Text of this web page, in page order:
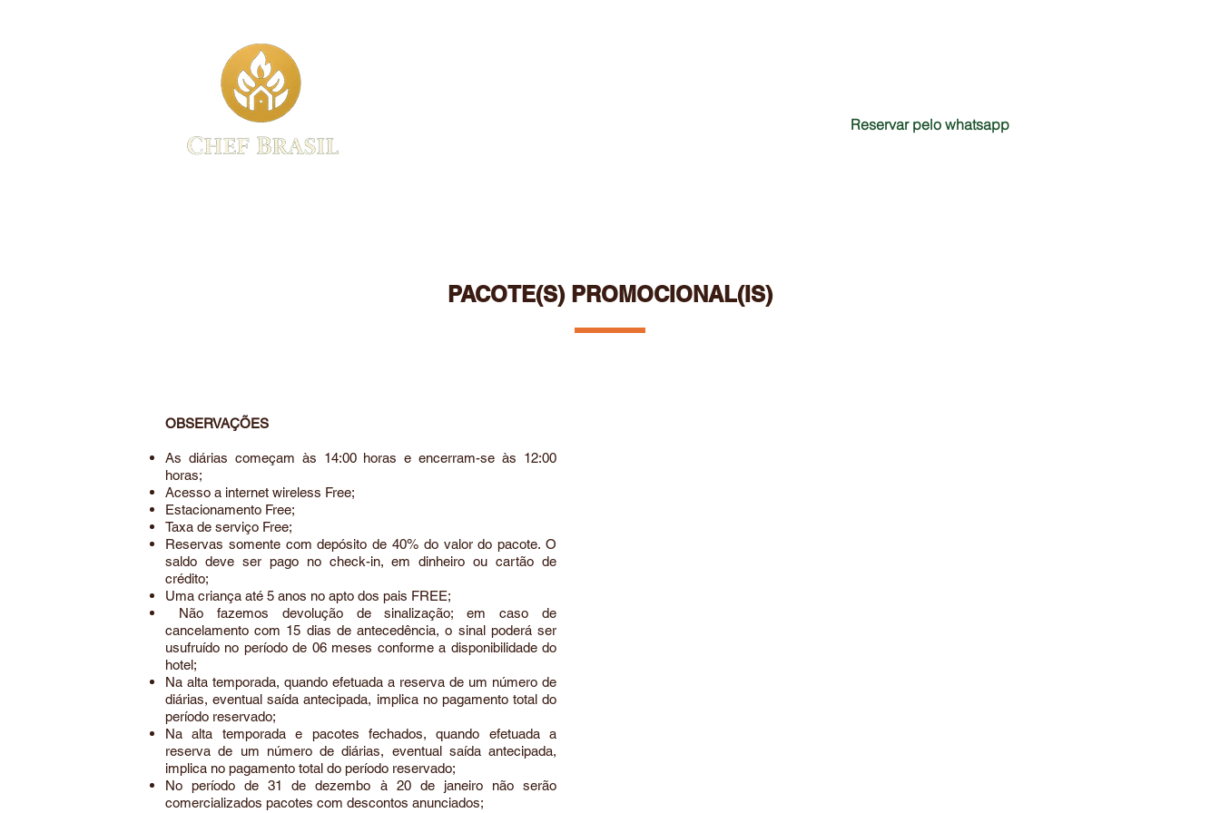
Reservar pelo whatsapp
PACOTE(S) PROMOCIONAL(IS)
OBSERVAÇÕES
As diárias começam às 14:00 horas e encerram-se às 12:00
horas;
Acesso a internet wireless Free;
Estacionamento Free;
Taxa de serviço Free;
Reservas somente com depósito de 40% do valor do pacote. O
saldo deve ser pago no check-in, em dinheiro ou cartão de
crédito;
Uma criança até 5 anos no apto dos pais FREE;
Não fazemos devolução de sinalização; em caso de
cancelamento com 15 dias de antecedência, o sinal poderá ser
usufruído no período de 06 meses conforme a disponibilidade do
hotel;
Na alta temporada, quando efetuada a reserva de um número de
diárias, eventual saída antecipada, implica no pagamento total do
período reservado;
Na alta temporada e pacotes fechados, quando efetuada a
reserva de um número de diárias, eventual saída antecipada,
implica no pagamento total do período reservado;
No período de 31 de dezembo à 20 de janeiro não serão
comercializados pacotes com descontos anunciados;